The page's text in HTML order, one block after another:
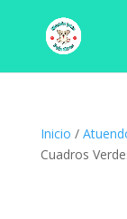
Inicio /
Cuadros